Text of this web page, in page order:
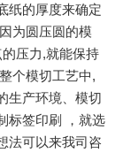
纸的厚度来确定
为圆压圆的模
压力,就能保持
个模切工艺中,
生产环境、模切
标签印刷 ，就选
法可以来我司咨